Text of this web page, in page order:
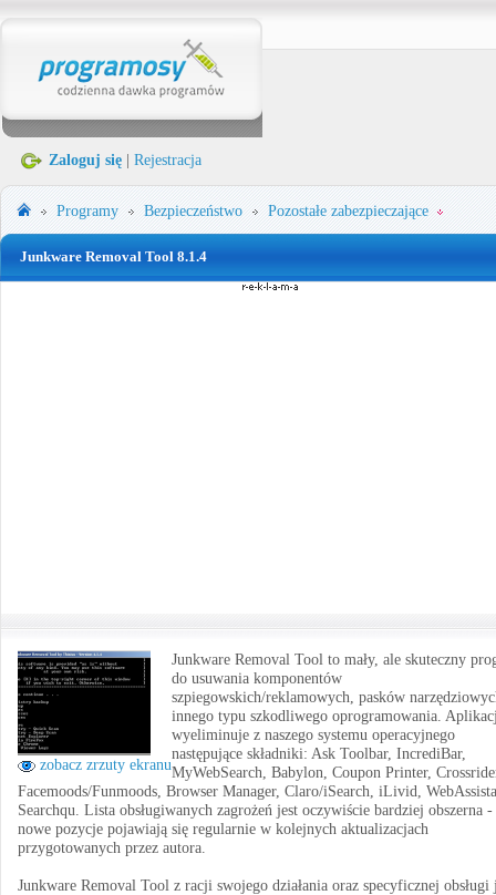
Zaloguj się Rejestracja
Programy Bezpieczeństwo Pozostałe zabezpieczające
Junkware Removal Tool 8.1.4
zobacz zrzuty ekranu
Junkware Removal Tool to mały, ale skuteczny
do usuwania komponentów
szpiegowskich/reklamowych, pasków
innego typu szkodliwego oprogramowania.
wyeliminuje z naszego systemu operacyjnego
następujące składniki: Ask Toolbar, IncrediBar,
MyWebSearch, Babylon, Coupon Printer,
Facemoods/Funmoods, Browser Manager, Claro/iSearch, iLivid,
Searchqu. Lista obsługiwanych zagrożeń jest oczywiście bardziej obszerna -
nowe pozycje pojawiają się regularnie w kolejnych aktualizacjach
przygotowanych przez autora.
Junkware Removal Tool z racji swojego działania oraz specyficznej obsługi